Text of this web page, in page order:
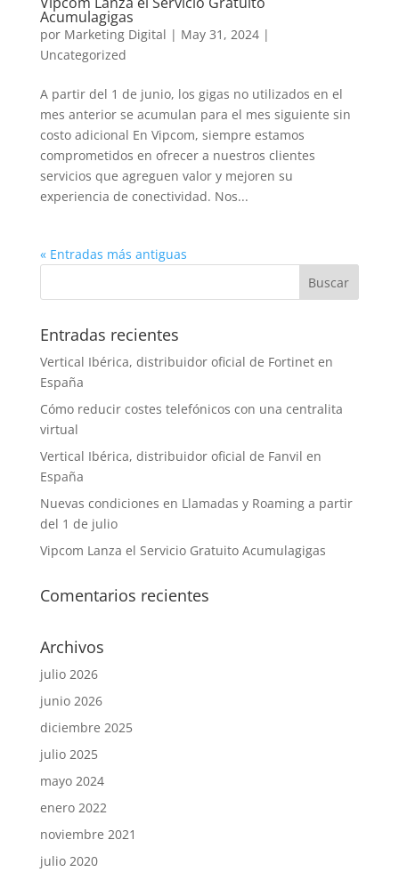
Acumulagigas
por Marketing Digital | May 31, 2024|
Uncategorized
A partir del 1 de junio, los gigas no utilizados en el
mes anterior se acumulan para el mes siguiente sin
costo adicional En Vipcom, siempre estamos
comprometidos en ofrecer a nuestros clientes
servicios que agreguen valor y mejoren su
experiencia de conectividad. Nos...
« Entradas más antiguas
Entradas recientes
Vertical Ibérica, distribuidor oficial de Fortinet en
España
Cómo reducir costes telefónicos con una centralita
virtual
Vertical Ibérica, distribuidor oficial de Fanvil en
España
Nuevas condiciones en Llamadas y Roaming a partir
del 1 de julio
Vipcom Lanza el Servicio Gratuito Acumulagigas
Comentarios recientes
Archivos
julio 2026
junio 2026
diciembre 2025
julio 2025
mayo 2024
enero 2022
noviembre 2021
julio 2020